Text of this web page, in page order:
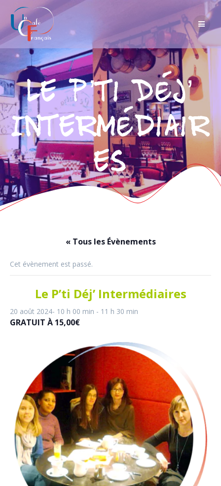
Le P’ti Déj’
Intermédiair
es
« Tous les Évènements
Cet évènement est passé.
Le P’ti Déj’ Intermédiaires
20 août 2024- 10 h 00 min - 11 h 30 min
GRATUIT À 15,00€